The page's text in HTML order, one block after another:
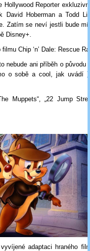
Reporter
Hoberman a Todd
Zatím se neví jestli bude
Disney+.
nebude ani příběh o původu
o sobě a cool, jak uvádí
Muppets“, „22 Jump
adaptaci hraného